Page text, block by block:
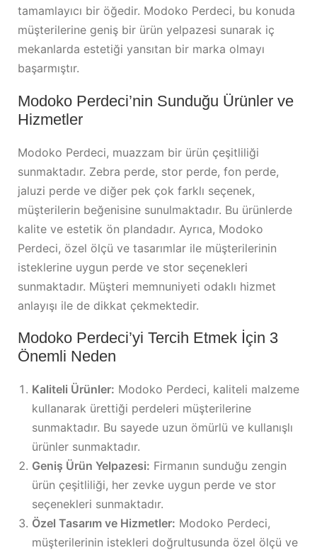
tamamlayıcı bir öğedir. Modoko Perdeci, bu konuda
müşterilerine geniş bir ürün yelpazesi sunarak iç
mekanlarda estetiği yansıtan bir marka olmayı
başarmıştır.
Modoko Perdeci’nin Sunduğu Ürünler ve
Hizmetler
Modoko Perdeci, muazzam bir ürün çeşitliliği
sunmaktadır. Zebra perde, stor perde, fon perde,
jaluzi perde ve diğer pek çok farklı seçenek,
müşterilerin beğenisine sunulmaktadır. Bu ürünlerde
kalite ve estetik ön plandadır. Ayrıca, Modoko
Perdeci, özel ölçü ve tasarımlar ile müşterilerinin
isteklerine uygun perde ve stor seçenekleri
sunmaktadır. Müşteri memnuniyeti odaklı hizmet
anlayışı ile de dikkat çekmektedir.
Modoko Perdeci’yi Tercih Etmek İçin 3
Önemli Neden
Kaliteli Ürünler: Modoko Perdeci, kaliteli malzeme
kullanarak ürettiği perdeleri müşterilerine
sunmaktadır. Bu sayede uzun ömürlü ve kullanışlı
ürünler sunmaktadır.
Geniş Ürün Yelpazesi: Firmanın sunduğu zengin
ürün çeşitliliği, her zevke uygun perde ve stor
seçenekleri sunmaktadır.
Özel Tasarım ve Hizmetler: Modoko Perdeci,
müşterilerinin istekleri doğrultusunda özel ölçü ve